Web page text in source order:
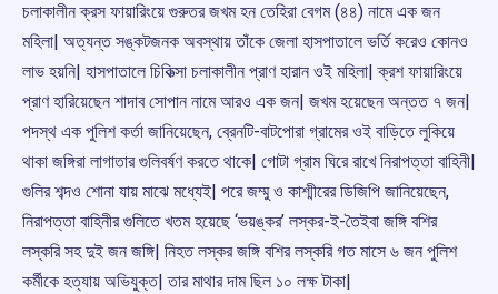
চলাকালীন ক্রস ফায়ারিংয়ে গুরুতর জখম হন তেহিরা বেগম (৪৪) নামে এক জন
মহিলা| অত্যন্ত সঙ্কটজনক অবস্থায় তাঁকে জেলা হাসপাতালে ভর্তি করেও কোনও
লাভ হয়নি| হাসপাতালে চিকিত্সা চলাকালীন প্রাণ হারান ওই মহিলা| ক্রশ ফায়ারিংয়ে
প্রাণ হারিয়েছেন শাদাব সোপান নামে আরও এক জন| জখম হয়েছেন অন্তত ৭ জন|
পদস্থ এক পুলিশ কর্তা জানিয়েছেন, ব্রেনটি-বাটপোরা গ্রামের ওই বাড়িতে লুকিয়ে
থাকা জঙ্গিরা লাগাতার গুলিবর্ষণ করতে থাকে| গোটা গ্রাম ঘিরে রাখে নিরাপত্তা বাহিনী|
গুলির শব্দও শোনা যায় মাঝে মধ্যেই| পরে জম্মু ও কাশ্মীরের ডিজিপি জানিয়েছেন,
নিরাপত্তা বাহিনীর গুলিতে খতম হয়েছে ‘ভয়ঙ্কর’ লস্কর-ই-তৈইবা জঙ্গি বশির
লস্করি সহ দুই জন জঙ্গি| নিহত লস্কর জঙ্গি বশির লস্করি গত মাসে ৬ জন পুলিশ
কর্মীকে হত্যায় অভিযুক্ত| তার মাথার দাম ছিল ১০ লক্ষ টাকা|